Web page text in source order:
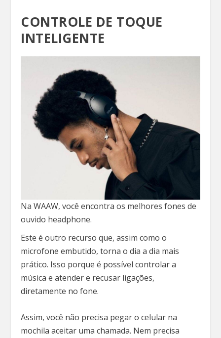
CONTROLE DE TOQUE
INTELIGENTE
Na WAAW, você encontra os melhores fones de
ouvido headphone.
Este é outro recurso que, assim como o
microfone embutido, torna o dia a dia mais
prático. Isso porque é possível controlar a
música e atender e recusar ligações,
diretamente no fone.
Assim, você não precisa pegar o celular na
mochila aceitar uma chamada. Nem precisa